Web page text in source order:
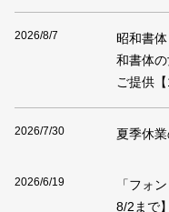
2026/8/7
昭和書
和書体
ご提供【
2026/7/30 夏季休
2026/6/19
「フォ
8/2まで】